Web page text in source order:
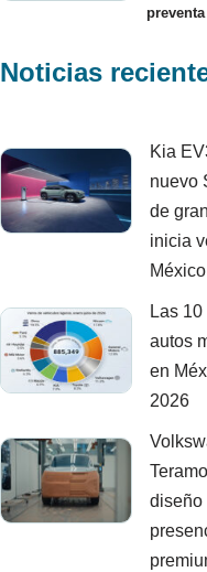
preventa
Noticias
Kia
nuevo
de
inicia
México
Las
autos
en
2026
diseño